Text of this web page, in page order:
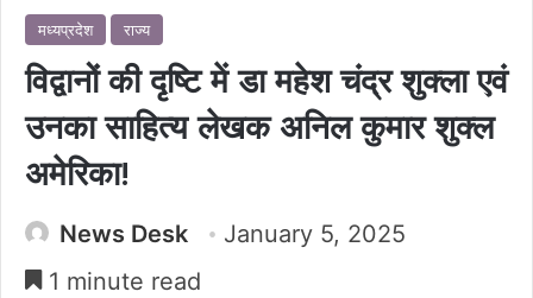
मध्यप्रदेश राज्य
विद्वानों की दृष्टि में डा महेश चंद्र शुक्ला एवं
उनका साहित्य लेखक अनिल कुमार शुक्ल
अमेरिका!
News Desk
January 5, 2025
1 minute read